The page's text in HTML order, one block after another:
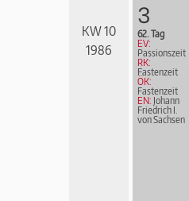
KW 10
1986
3
62. Tag
EV:
Passionszeit
RK:
Fastenzeit
ÖK:
Fastenzeit
EN: Johann
Friedrich I.
von Sachsen